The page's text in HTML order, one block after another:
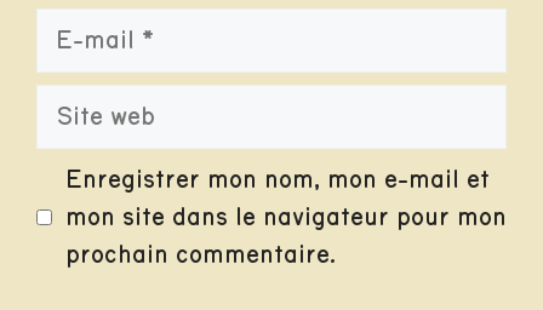
E-
Site
Enregistrer mon nom, mon e-mail et
mon site dans le navigateur pour mon
prochain commentaire.